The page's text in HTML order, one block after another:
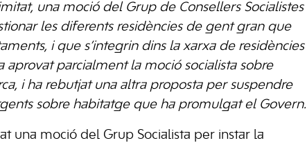
una moció del Grup de Consellers Socialistes
les diferents residències de gent gran que
i que s’integrin dins la xarxa de residències
aprovat parcialment la moció socialista sobre
i ha rebutjat una altra proposta per suspendre
sobre habitatge que ha promulgat el Govern.
una moció del Grup Socialista per instar la